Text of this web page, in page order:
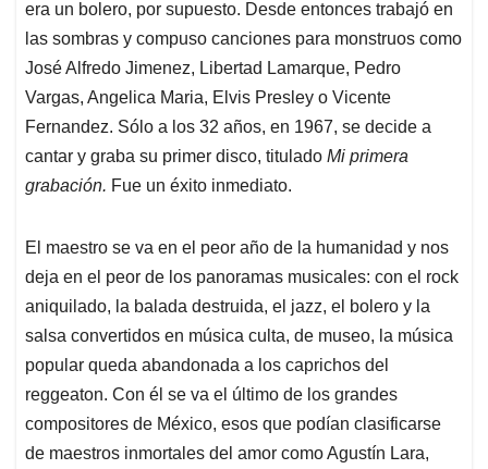
era un bolero, por supuesto. Desde entonces trabajó en
las sombras y compuso canciones para monstruos como
José Alfredo Jimenez, Libertad Lamarque, Pedro
Vargas, Angelica Maria, Elvis Presley o Vicente
Fernandez. Sólo a los 32 años, en 1967, se decide a
cantar y graba su primer disco, titulado Mi primera
grabación. Fue un éxito inmediato.
El maestro se va en el peor año de la humanidad y nos
deja en el peor de los panoramas musicales: con el rock
aniquilado, la balada destruida, el jazz, el bolero y la
salsa convertidos en música culta, de museo, la música
popular queda abandonada a los caprichos del
reggeaton. Con él se va el último de los grandes
compositores de México, esos que podían clasificarse
de maestros inmortales del amor como Agustín Lara,